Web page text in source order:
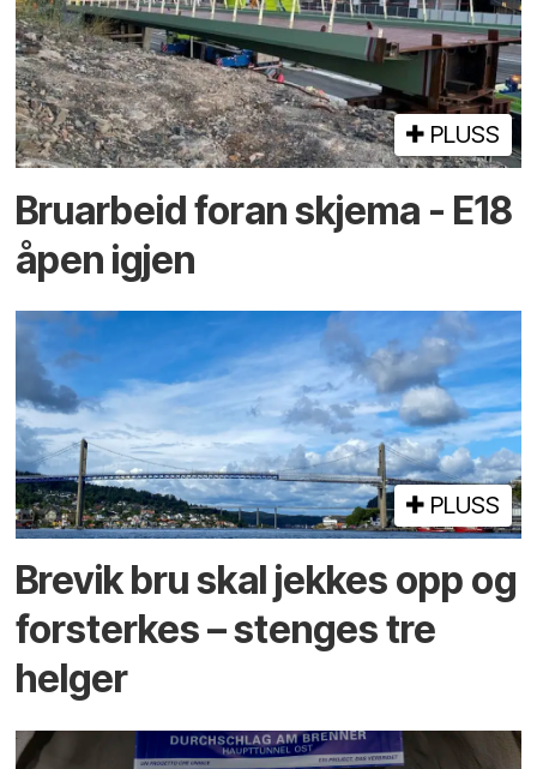
PLUSS
Bruarbeid foran skjema - E18
åpen igjen
PLUSS
Brevik bru skal jekkes opp og
forsterkes – stenges tre
helger